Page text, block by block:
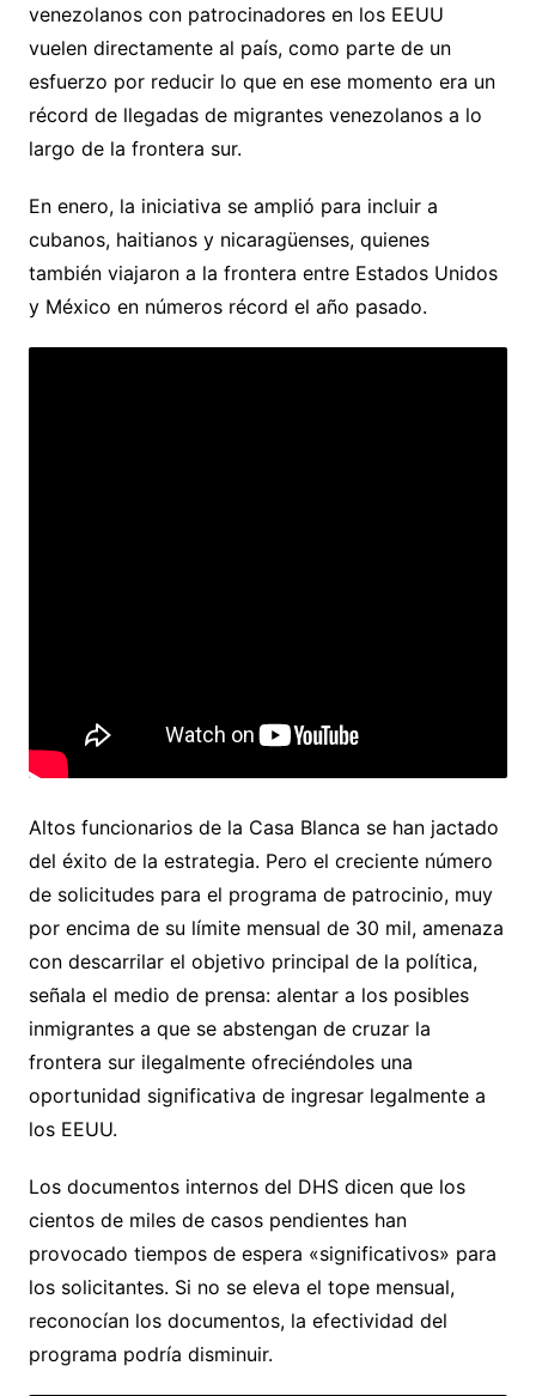
venezolanos con patrocinadores en los EEUU
vuelen directamente al país, como parte de un
esfuerzo por reducir lo que en ese momento era un
récord de llegadas de migrantes venezolanos a lo
largo de la frontera sur.
En enero, la iniciativa se amplió para incluir a
cubanos, haitianos y nicaragüenses, quienes
también viajaron a la frontera entre Estados Unidos
y México en números récord el año pasado.
Altos funcionarios de la Casa Blanca se han jactado
del éxito de la estrategia. Pero el creciente número
de solicitudes para el programa de patrocinio, muy
por encima de su límite mensual de 30 mil, amenaza
con descarrilar el objetivo principal de la política,
señala el medio de prensa: alentar a los posibles
inmigrantes a que se abstengan de cruzar la
frontera sur ilegalmente ofreciéndoles una
oportunidad significativa de ingresar legalmente a
los EEUU.
Los documentos internos del DHS dicen que los
cientos de miles de casos pendientes han
provocado tiempos de espera «significativos» para
los solicitantes. Si no se eleva el tope mensual,
reconocían los documentos, la efectividad del
programa podría disminuir.